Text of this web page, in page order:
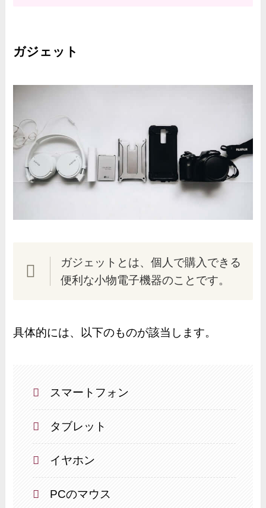
ガジェット
ガジェットとは、個人で購入できる
便利な小物電子機器のことです。
具体的には、以下のものが該当します。
スマートフォン
タブレット
イヤホン
PCのマウス